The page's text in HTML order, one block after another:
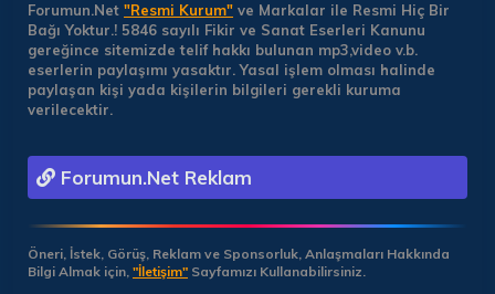
Forumun.Net "Resmi Kurum" ve Markalar ile Resmi Hiç Bir
Bağı Yoktur.! 5846 sayılı Fikir ve Sanat Eserleri Kanunu
gereğince sitemizde telif hakkı bulunan mp3,video v.b.
eserlerin paylaşımı yasaktır. Yasal işlem olması halinde
paylaşan kişi yada kişilerin bilgileri gerekli kuruma
verilecektir.
Forumun.Net Reklam
Öneri, İstek, Görüş, Reklam ve Sponsorluk, Anlaşmaları Hakkında
Bilgi Almak için, "İletişim" Sayfamızı Kullanabilirsiniz.